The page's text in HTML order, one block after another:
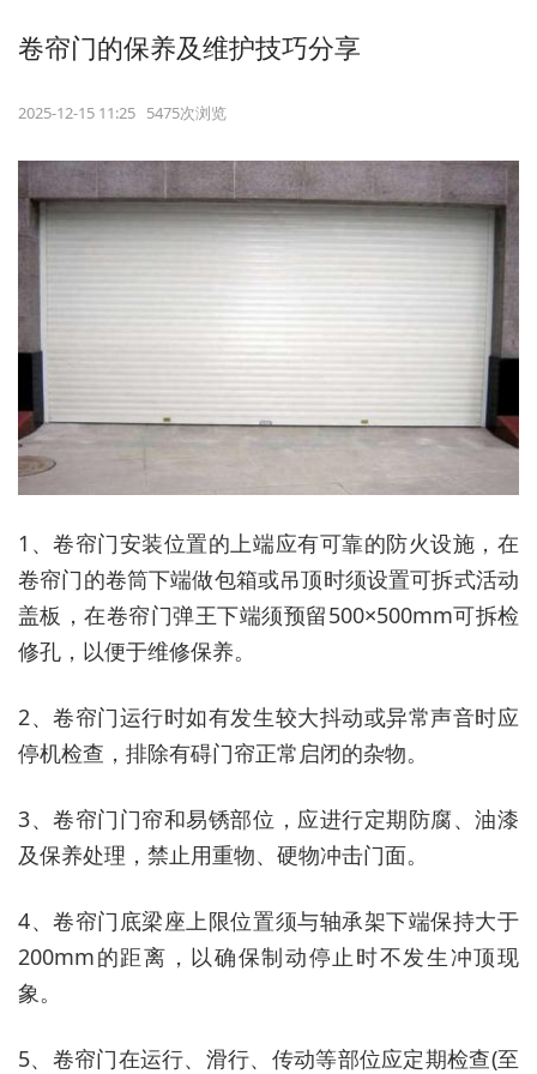
卷帘门的保养及维护技巧分享
2025-12-15 11:25 5475次浏览
1、卷帘门安装位置的上端应有可靠的防火设施，在
卷帘门的卷筒下端做包箱或吊顶时须设置可拆式活动
盖板，在卷帘门弹王下端须预留500×500mm可拆检
修孔，以便于维修保养。
2、卷帘门运行时如有发生较大抖动或异常声音时应
停机检查，排除有碍门帘正常启闭的杂物。
3、卷帘门门帘和易锈部位，应进行定期防腐、油漆
及保养处理，禁止用重物、硬物冲击门面。
4、卷帘门底梁座上限位置须与轴承架下端保持大于
200mm的距离，以确保制动停止时不发生冲顶现
象。
5、卷帘门在运行、滑行、传动等部位应定期检查(至